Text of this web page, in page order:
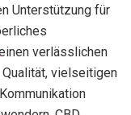
Unterstützung für
verlässlichen
vielseitigen